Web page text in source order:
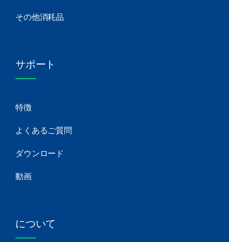
その他消耗品
サポート
特徴
よくあるご質問
ダウンロード
動画
について